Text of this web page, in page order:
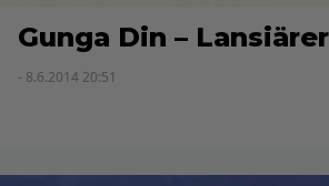
Gunga Din –
- 8.6.2014 20:51